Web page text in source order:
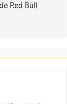
Red Bull